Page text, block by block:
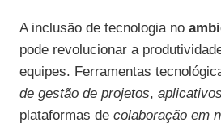
A inclusão de tecnologia no
pode revolucionar a
equipes. Ferramentas
de gestão de projetos,
plataformas de colaboração em